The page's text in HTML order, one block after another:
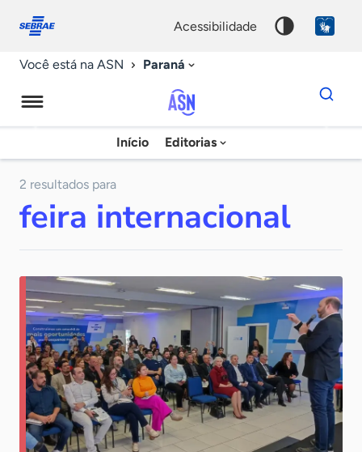
conosco
acessibilidade
Você está na ASN Paraná
Agência
Sebrae
Notícias
Início Editorias
Dados
para
chave
2 resultados para
feira internacional